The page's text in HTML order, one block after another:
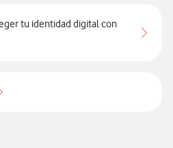
tu identidad digital con